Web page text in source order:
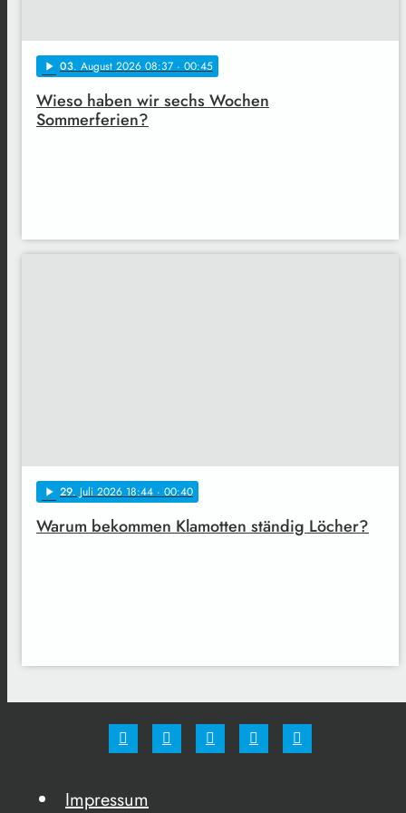
play_arrow 03. August 2026 08:37 · 00:45
Wieso haben wir sechs Wochen
Sommerferien?
play_arrow 29. Juli 2026 18:44 · 00:40
Warum bekommen Klamotten ständig Löcher?
Impressum